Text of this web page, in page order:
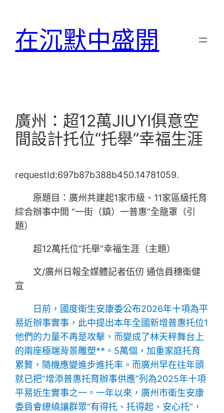
在沉默中盛開
廣州：超12萬JIUYI俱意空
間設計托位“托舉”幸福生涯
requestId:697b87b388b450.14781059.
原題目：廣州共建起1家市級、11家區級托育
綜合辦事中間 “一街（鎮）一普惠”全籠罩（引
題）
超12萬托位“托舉”幸福生涯（主題）
文/廣州日報全媒體記者伍仞 通信員穗衛健
宣
日前，國度衛生安康委公布2026年十項為平
易近辦事實事，此中提出本年全國新增普惠托位1
他們的力量不再是攻擊，而變成了林天秤舞台上
的兩座極端背景雕塑**。5萬個，加重家庭托育
累贅，隨機應變進步進托率。而廣州早在往年頭
就已把“增添普惠托育辦事供應”列為2025年十項
平易近生實事之一。一年以來，廣州市衛生安康
委員會繚繞讓群眾“有得托、托得起、安心托”，